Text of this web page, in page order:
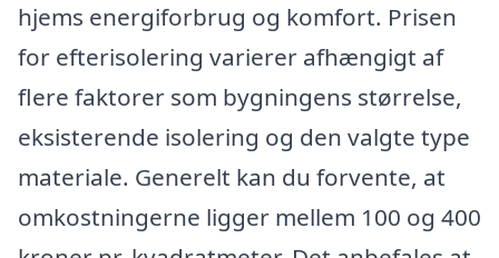
hjems energiforbrug og komfort. Prisen
for efterisolering varierer afhængigt af
flere faktorer som bygningens størrelse,
eksisterende isolering og den valgte type
materiale. Generelt kan du forvente, at
omkostningerne ligger mellem 100 og 400